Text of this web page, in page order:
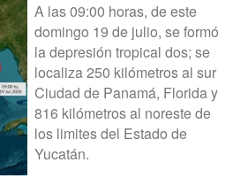
A las 09:00 horas, de este
domingo 19 de julio, se formó
la depresión tropical dos; se
localiza 250 kilómetros al sur
Ciudad de Panamá, Florida y
816 kilómetros al noreste de
los limites del Estado de
Yucatán.